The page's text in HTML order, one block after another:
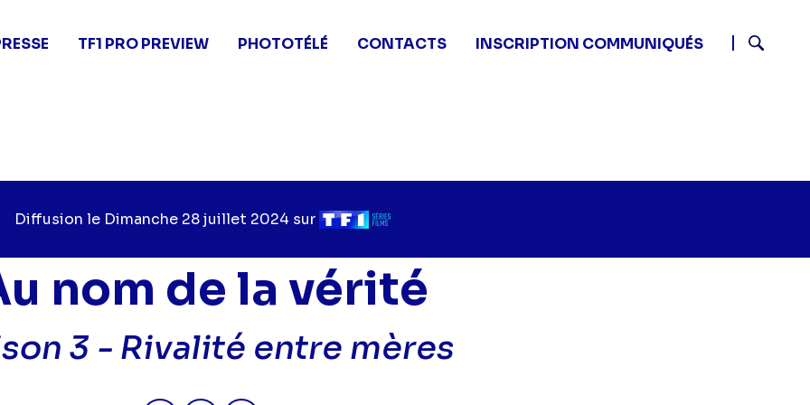
TF1 PRO PREVIEW PHOTOTÉLÉ CONTACTS
INSCRIPTION COMMUNIQUÉS
Diffusion le Jour
diffusion
Dimanche 28 juillet 2024 sur Chaîne
diffusion
nom de la vérité
3 - Rivalité entre mères